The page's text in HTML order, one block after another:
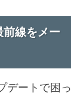
線をメー
デートで困っ